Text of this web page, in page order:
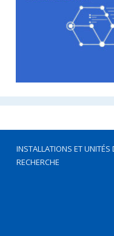
INSTALLATIONS ET UNITÉS
RECHERCHE